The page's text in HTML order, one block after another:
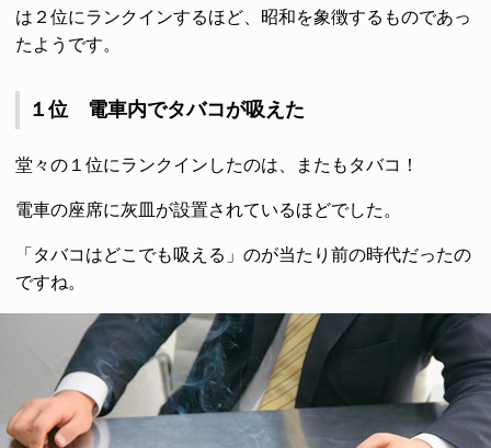
は２位にランクインするほど、昭和を象徴するものであっ
たようです。
１位 電車内でタバコが吸えた
堂々の１位にランクインしたのは、またもタバコ！
電車の座席に灰皿が設置されているほどでした。
「タバコはどこでも吸える」のが当たり前の時代だったの
ですね。